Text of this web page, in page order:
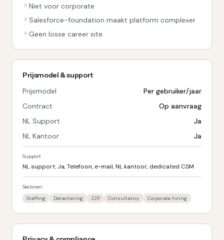
Niet voor corporate
Salesforce-foundation maakt platform complexer
Geen losse career site
Prijsmodel & support
Prijsmodel
Per gebruiker/jaar
Contract
Op aanvraag
NL Support
Ja
NL Kantoor
Ja
Support
NL support: Ja, Telefoon, e-mail, NL kantoor, dedicated CSM
Sectoren
Staffing
Detachering ZZP Consultancy Corporate hiring